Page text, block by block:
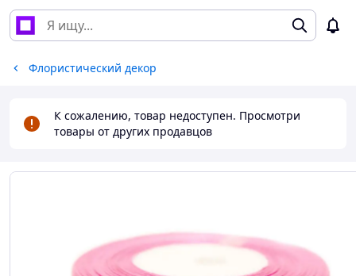
Флористический декор
К сожалению, товар недоступен. Просмотри
товары от других продавцов